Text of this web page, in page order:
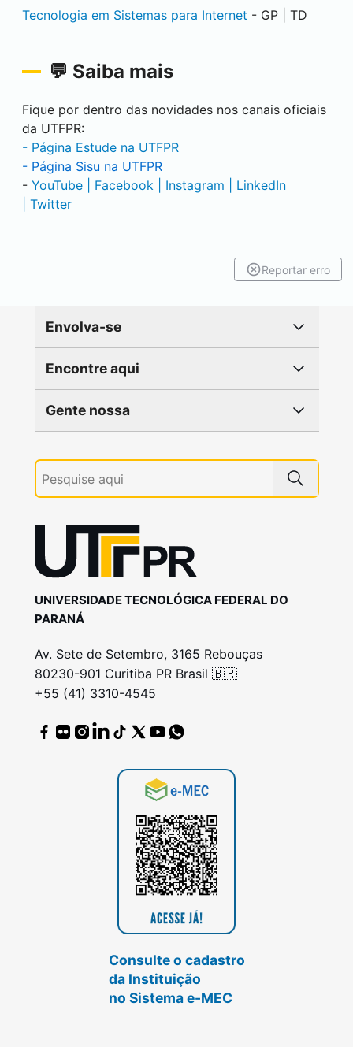
Tecnologia em Sistemas para Internet - GP | TD
💬 Saiba mais
Fique por dentro das novidades nos canais oficiais
da UTFPR:
- Página Estude na UTFPR
- Página Sisu na UTFPR
- YouTube | Facebook | Instagram | LinkedIn
Twitter
Reportar erro
Envolva-se
Encontre aqui
Gente nossa
UNIVERSIDADE TECNOLÓGICA FEDERAL DO
PARANÁ
Av. Sete de Setembro, 3165 Rebouças
80230-901 Curitiba PR Brasil 🇧🇷
+55 (41) 3310-4545
Consulte o cadastro
da Instituição
no Sistema e-MEC